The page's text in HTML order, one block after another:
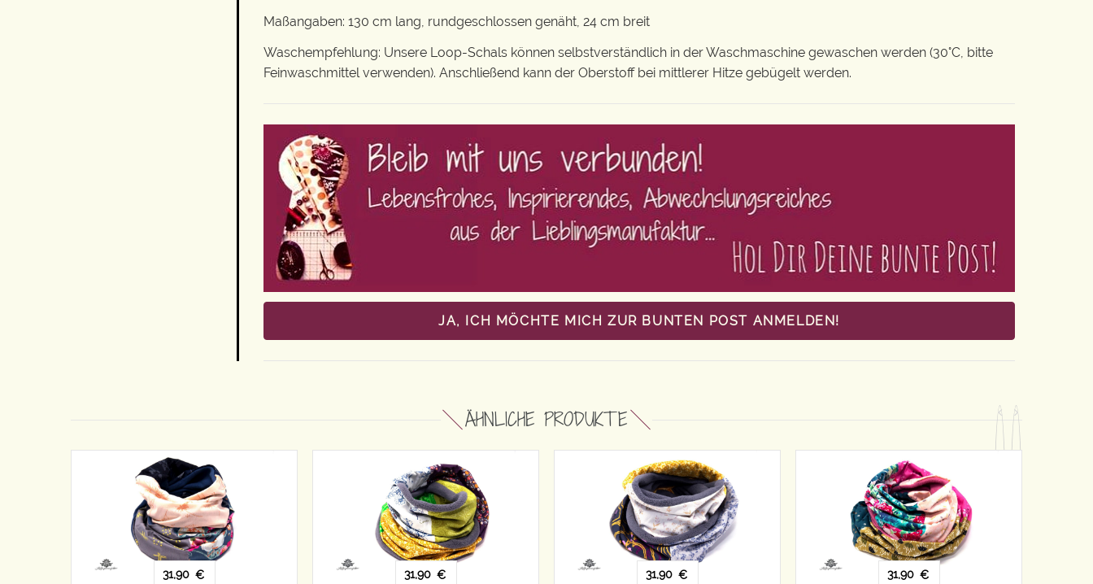
Maßangaben: 130 cm lang, rundgeschlossen genäht, 24 cm breit
Waschempfehlung: Unsere Loop-Schals können selbstverständlich in der Waschmaschine gewaschen werden (30°C, bitte
Feinwaschmittel verwenden). Anschließend kann der Oberstoff bei mittlerer Hitze gebügelt werden.
JA, ICH MÖCHTE MICH ZUR BUNTEN POST ANMELDEN!
ÄHNLICHE PRODUKTE
31,90 31,90 31,90 31,90€